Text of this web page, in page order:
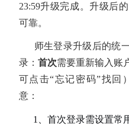
23:59升级完成。升级后
可靠。
师生登录升级后的统一
录： 首次需要重新输入账
可点击“忘记密码”找回
意：
1、 首次登录需设置常